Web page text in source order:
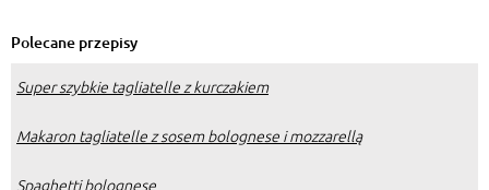
Polecane przepisy
Super szybkie tagliatelle z kurczakiem
Makaron tagliatelle z sosem bolognese i mozzarellą
Spaghetti bolognese